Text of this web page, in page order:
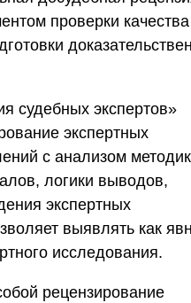
проверки качества
судебных экспертов»
экспертных
с анализом
логики выводов,
экспертных
выявлять как
исследования.
рецензирование